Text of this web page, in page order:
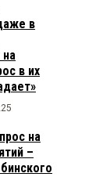
в
в их
на
–